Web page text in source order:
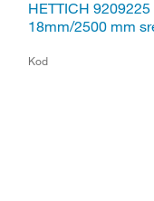
HETTICH
18mm/2500 mm
Kod